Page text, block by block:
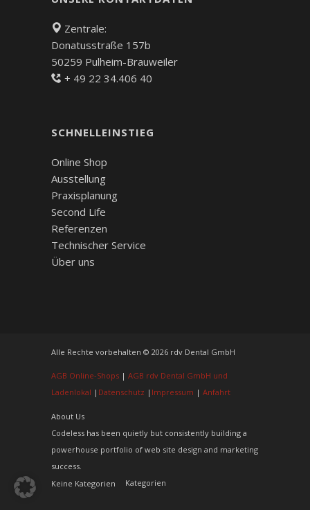
Zentrale:
Donatusstraße 157b
50259 Pulheim-Brauweiler
+ 49 22 34.406 40
SCHNELLEINSTIEG
Online Shop
Ausstellung
Praxisplanung
Second Life
Referenzen
Technischer Service
Über uns
Alle Rechte vorbehalten © 2026 rdv Dental GmbH
AGB Online-Shops | AGB rdv Dental GmbH und
Ladenlokal | Datenschutz | Impressum | Anfahrt
About Us
Codeless has been quietly but consistently building a
powerhouse portfolio of web site design and marketing
success.
Kategorien
Keine Kategorien